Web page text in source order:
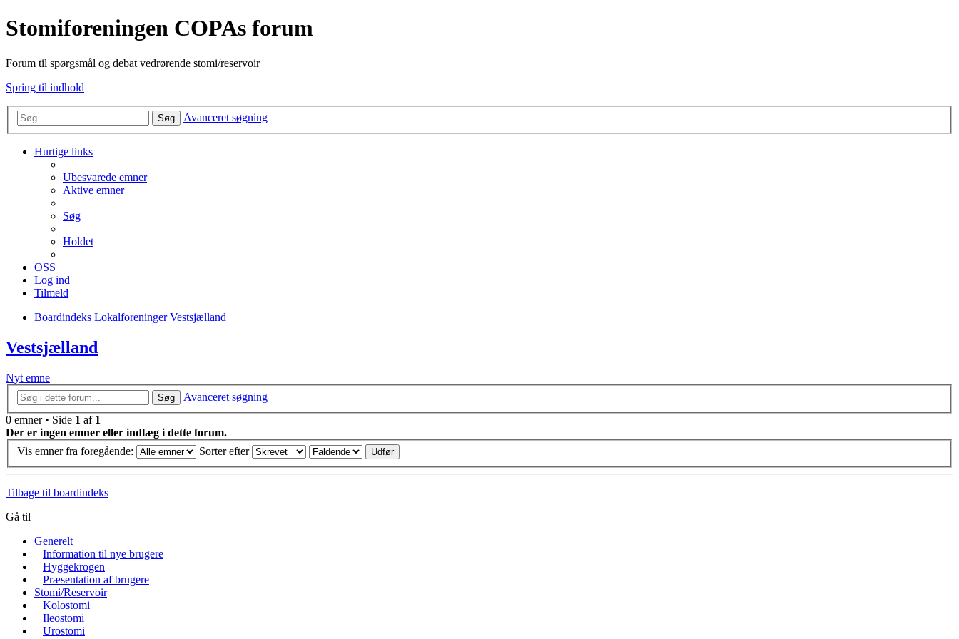
Stomiforeningen COPAs forum
Forum til spørgsmål og debat vedrørende stomi/reservoir
Spring til indhold
Søg Avanceret søgning
Hurtige links
Ubesvarede emner
Aktive emner
Søg
Holdet
OSS
Log ind
Tilmeld
Boardindeks Lokalforeninger Vestsjælland
Vestsjælland
Nyt emne
Søg
Avanceret søgning
0 emner • Side 1 af 1
Der er ingen emner eller indlæg i dette forum.
Vis emner fra foregående:
Sorter efter
Tilbage til boardindeks
Gå til
Generelt
Information til nye brugere
Hyggekrogen
Præsentation af brugere
Stomi/Reservoir
Kolostomi
Ileostomi
Urostomi